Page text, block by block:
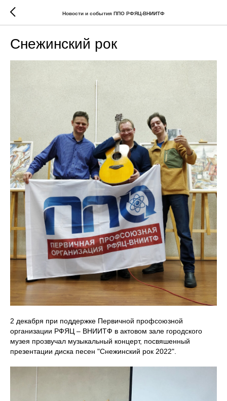
Новости и события ППО РФЯЦ-ВНИИТФ
Снежинский рок
2 декабря при поддержке Первичной профсоюзной
организации РФЯЦ – ВНИИТФ в актовом зале городского
музея прозвучал музыкальный концерт, посвяшенный
презентации диска песен "Снежинский рок 2022".